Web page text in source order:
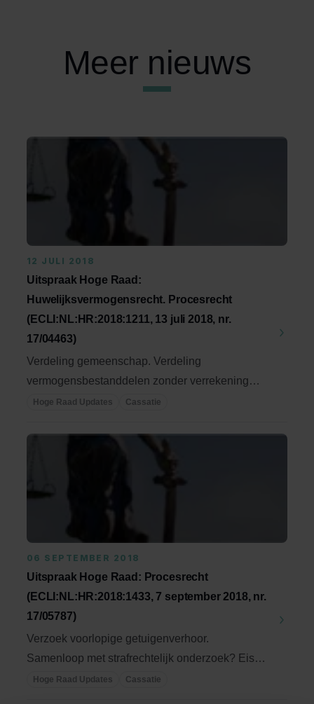
Meer nieuws
12 JULI 2018
Uitspraak Hoge Raad:
Huwelijksvermogensrecht. Procesrecht
(ECLI:NL:HR:2018:1211, 13 juli 2018, nr.
17/04463)
Verdeling gemeenschap. Verdeling
vermogensbestanddelen zonder verrekening
van de waarde; verbod van ...
Hoge Raad Updates Cassatie
06 SEPTEMBER 2018
Uitspraak Hoge Raad: Procesrecht
(ECLI:NL:HR:2018:1433, 7 september 2018, nr.
17/05787)
Verzoek voorlopige getuigenverhoor.
Samenloop met strafrechtelijk onderzoek? Eisen
te stellen aan ...
Hoge Raad Updates Cassatie